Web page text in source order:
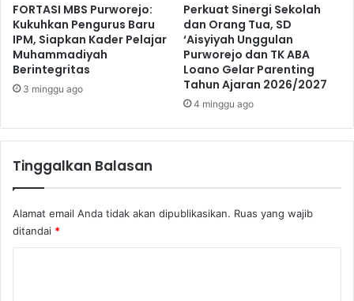
FORTASI MBS Purworejo:
Kukuhkan Pengurus Baru
IPM, Siapkan Kader Pelajar
Muhammadiyah
Berintegritas
3 minggu ago
Perkuat Sinergi Sekolah
dan Orang Tua, SD
‘Aisyiyah Unggulan
Purworejo dan TK ABA
Loano Gelar Parenting
Tahun Ajaran 2026/2027
4 minggu ago
Tinggalkan Balasan
Alamat email Anda tidak akan dipublikasikan. Ruas yang wajib
ditandai *